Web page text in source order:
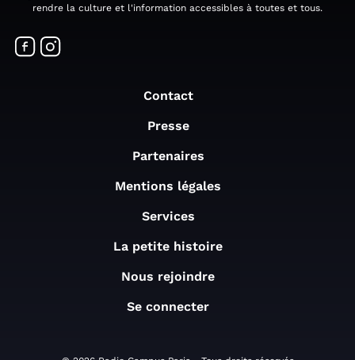
rendre la culture et l'information accessibles à toutes et tous.
Contact
Presse
Partenaires
Mentions légales
Services
La petite histoire
Nous rejoindre
Se connecter